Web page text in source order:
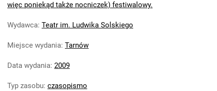
więc poniekąd także nocniczek) festiwalowy.
Wydawca: Teatr im. Ludwika Solskiego
Miejsce wydania: Tarnów
Data wydania: 2009
Typ zasobu: czasopismo